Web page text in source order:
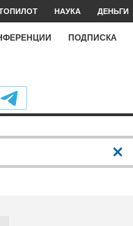
НАУКА ДЕНЬГИ
ПОДПИСКА